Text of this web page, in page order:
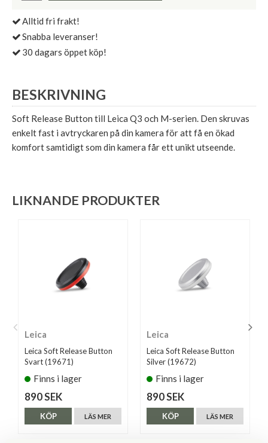
Alltid fri frakt!
Snabba leveranser!
30 dagars öppet köp!
BESKRIVNING
Soft Release Button till Leica Q3 och M-serien. Den skruvas
enkelt fast i avtryckaren på din kamera för att få en ökad
komfort samtidigt som din kamera får ett unikt utseende.
LIKNANDE PRODUKTER
Leica
Leica Soft Release Button
Svart (19671)
Finns i lager
890 SEK
LÄS MER
KÖP
Leica
Leica Soft Release Button
Silver (19672)
Finns i lager
890 SEK
LÄS MER
KÖP